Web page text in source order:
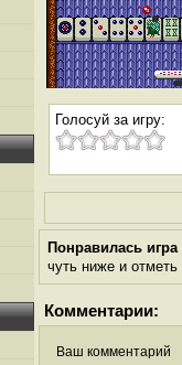
Голосуй за игру:
Понравилась
чуть ниже и отметь
Комментарии:
Ваш комментарий